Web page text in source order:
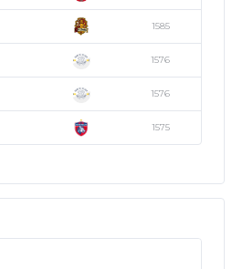
1585
1576
1576
1575